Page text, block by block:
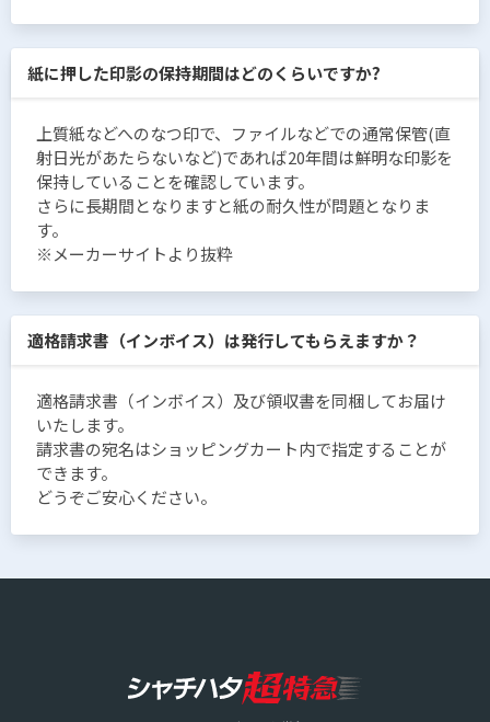
紙に押した印影の保持期間はどのくらいですか?
上質紙などへのなつ印で、ファイルなどでの通常保管(直
射日光があたらないなど)であれば20年間は鮮明な印影を
保持していることを確認しています。
さらに長期間となりますと紙の耐久性が問題となりま
す。
※メーカーサイトより抜粋
適格請求書（インボイス）は発行してもらえますか？
適格請求書（インボイス）及び領収書を同梱してお届け
いたします。
請求書の宛名はショッピングカート内で指定することが
できます。
どうぞご安心ください。